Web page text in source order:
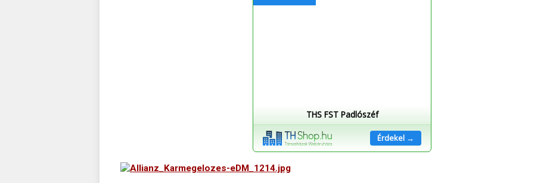
THS FST Padlószéf
Érdekel →